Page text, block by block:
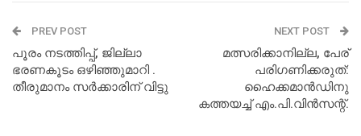
PREV POST
പൂരം നടത്തിപ്പ്, ജില്ലാ
ഭരണകൂടം ഒഴിഞ്ഞുമാറി .
തീരുമാനം സർക്കാരിന് വിട്ടു
NEXT POST
മത്സരിക്കാനില്ല, പേര്
പരിഗണിക്കരുത്:
ഹൈക്കമാൻഡിനു
കത്തയച്ച് എം.പി.വിൻസന്റ്.